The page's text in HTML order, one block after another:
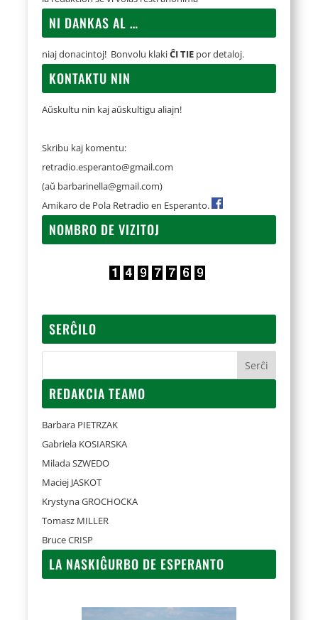
NI DANKAS AL …
niaj donacintoj! Bonvolu klakiĈI TIE por detaloj.
KONTAKTU NIN
Aŭskultu nin kaj aŭskultigu aliajn!
Skribu kaj komentu:
retradio.esperanto@gmail.com
(aŭ barbarinella@gmail.com)
Amikaro de Pola Retradio en Esperanto.
NOMBRO DE VIZITOJ
SERĈILO
REDAKCIA TEAMO
Barbara PIETRZAK
Gabriela KOSIARSKA
Milada SZWEDO
Maciej JASKOT
Krystyna GROCHOCKA
Tomasz MILLER
Bruce CRISP
LA NASKIĜURBO DE ESPERANTO